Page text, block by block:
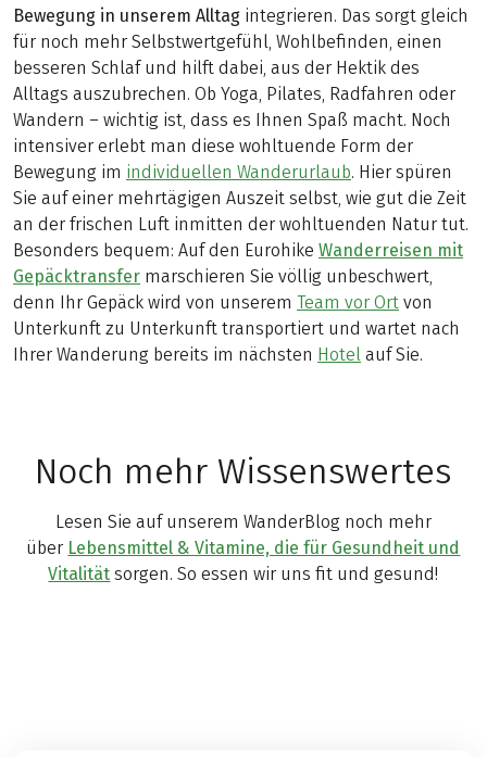
Bewegung in unserem Alltag integrieren. Das sorgt gleich
für noch mehr Selbstwertgefühl, Wohlbefinden, einen
besseren Schlaf und hilft dabei, aus der Hektik des
Alltags auszubrechen. Ob Yoga, Pilates, Radfahren oder
Wandern – wichtig ist, dass es Ihnen Spaß macht. Noch
intensiver erlebt man diese wohltuende Form der
Bewegung im individuellen Wanderurlaub. Hier spüren
Sie auf einer mehrtägigen Auszeit selbst, wie gut die Zeit
an der frischen Luft inmitten der wohltuenden Natur tut.
Besonders bequem: Auf den Eurohike Wanderreisen mit
Gepäcktransfer marschieren Sie völlig unbeschwert,
denn Ihr Gepäck wird von unserem Team vor Ort von
Unterkunft zu Unterkunft transportiert und wartet nach
Ihrer Wanderung bereits im nächsten Hotel auf Sie.
Noch mehr Wissenswertes
Lesen Sie auf unserem WanderBlog noch mehr
über Lebensmittel & Vitamine, die für Gesundheit und
Vitalität sorgen. So essen wir uns fit und gesund!